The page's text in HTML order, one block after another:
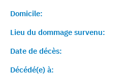
Domicile:
Lieu du dommage survenu:
Date de décès:
Décédé(e) à: